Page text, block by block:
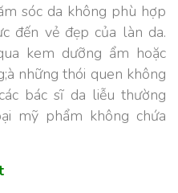
sóc da không phù hợp
đến vẻ đẹp của làn da.
kem dưỡng ẩm hoặc
những thói quen không
bác sĩ da liễu thường
mỹ phẩm không chứa